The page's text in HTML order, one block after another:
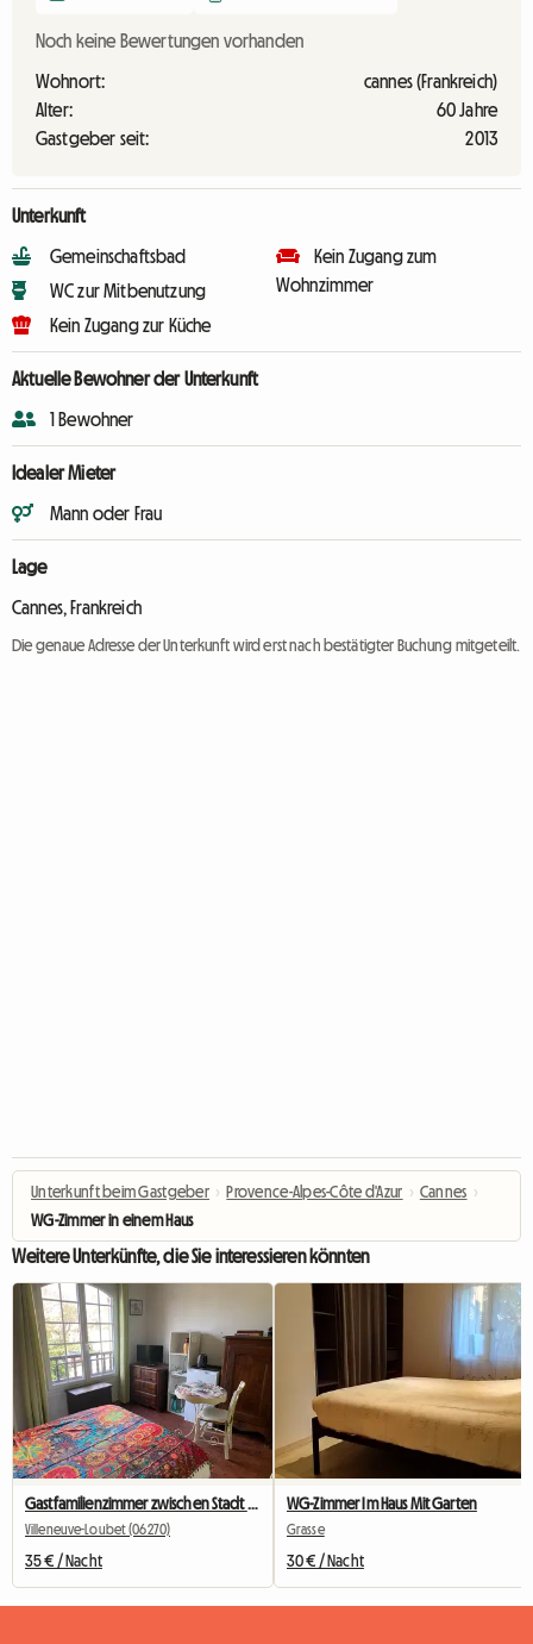
Noch keine Bewertungen vorhanden
Wohnort:
cannes (Frankreich)
Alter:
60 Jahre
Gastgeber seit:
2013
Unterkunft
Gemeinschaftsbad
WC zur Mitbenutzung
Kein Zugang zur Küche
Kein Zugang zum
Wohnzimmer
Aktuelle Bewohner der Unterkunft
1 Bewohner
Idealer Mieter
Mann oder Frau
Lage
Cannes, Frankreich
Die genaue Adresse der Unterkunft wird erst nach bestätigter Buchung mitgeteilt.
Unterkunft beim Gastgeber › Provence-Alpes-Côte d'Azur › Cannes ›
WG-Zimmer in einem Haus
Weitere Unterkünfte, die Sie interessieren könnten
Villeneuve-Loubet (06270)
35 € / Nacht
WG-Zimmer Im Haus Mit Garten
Grasse
30 € / Nacht